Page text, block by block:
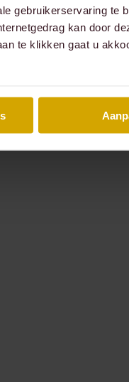
gebruikerservaring te
kan door
te klikken gaat u